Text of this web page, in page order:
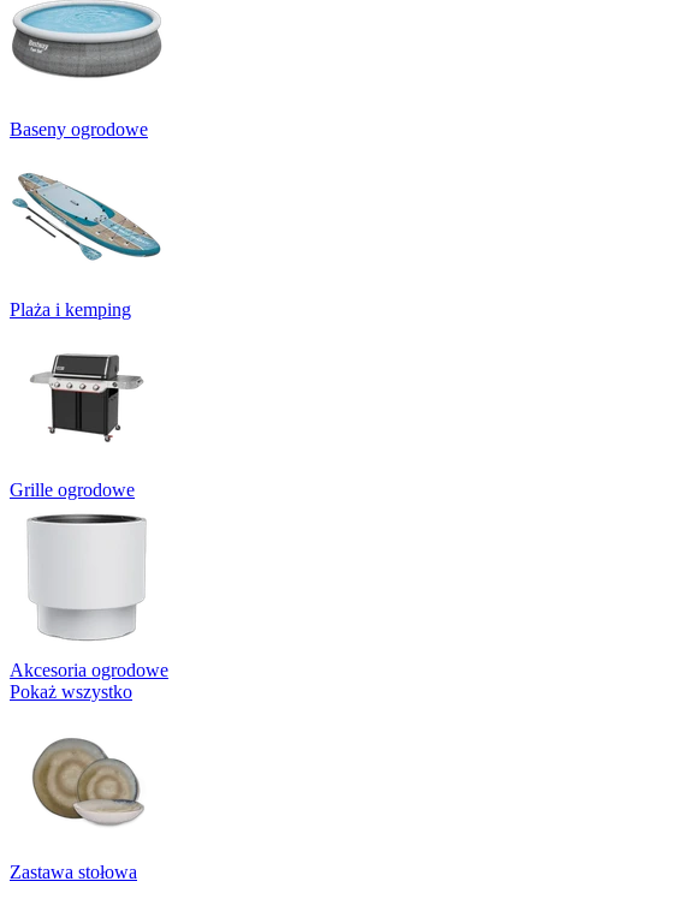
Baseny ogrodowe
Plaża i kemping
Grille ogrodowe
Akcesoria ogrodowe
Pokaż wszystko
Zastawa stołowa